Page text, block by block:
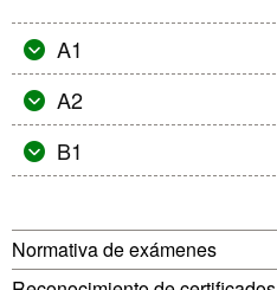
A1
A2
B1
Información
Normativa de exámenes